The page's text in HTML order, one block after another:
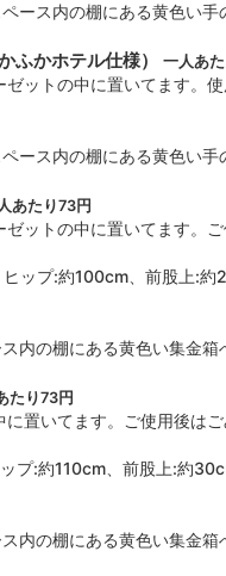
、火器、強い香り、臭
（盲導犬は可） ・騒
俗に反する行為、風
ください。
ース内の棚にある黄色い
ふかホテル仕様） 一人あ
ットの中に置いてます。
ース内の棚にある黄色い
あたり73円
ットの中に置いてます。
ップ:約100cm、前股上:
内の棚にある黄色い集金箱
たり73円
置いてます。ご使用後は
プ:約110cm、前股上:約
内の棚にある黄色い集金箱